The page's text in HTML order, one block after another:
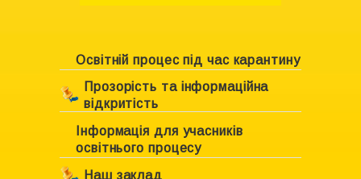
Освітній процес під час карантину
Прозорість та інформаційна
відкритість
Ліцензування закладу
Свідоцтво про право власності
Інформація для учасників
освітнього процесу
Наш заклад